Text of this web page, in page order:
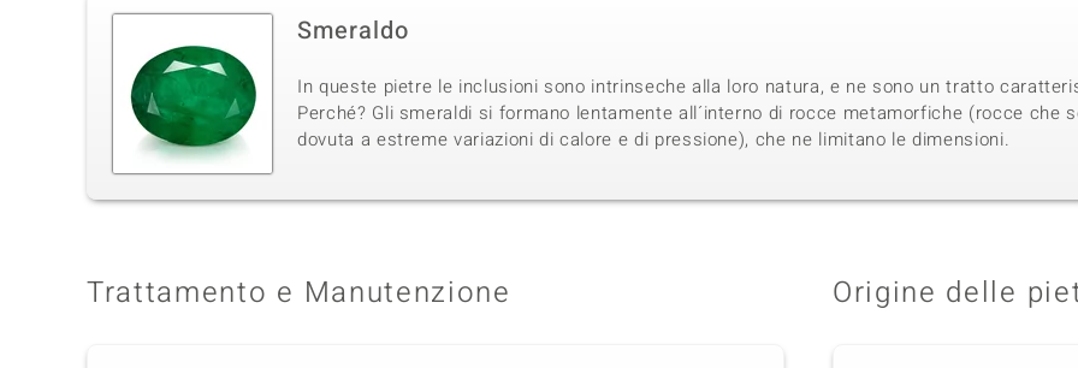
Smeraldo
In queste pietre le inclusioni sono intrinseche alla loro natura, e ne sono un tratto
Perché? Gli smeraldi si formano lentamente all´interno di rocce metamorfiche (rocce
dovuta a estreme variazioni di calore e di pressione), che ne limitano le dimensioni.
Trattamento e Manutenzione Origine delle